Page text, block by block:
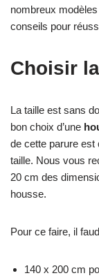
nombreux
conseils pour
Choisir
La taille est sans
bon choix d’une
de cette parure est
taille. Nous vous
20 cm des
housse.
Pour ce faire, il
140 x 200 cm